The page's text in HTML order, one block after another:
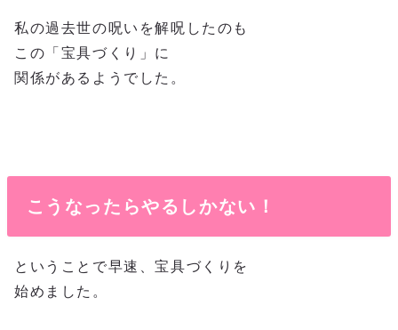
私の過去世の呪いを解呪したのも
この「宝具づくり」に
関係があるようでした。
こうなったらやるしかない！
ということで早速、宝具づくりを
始めました。